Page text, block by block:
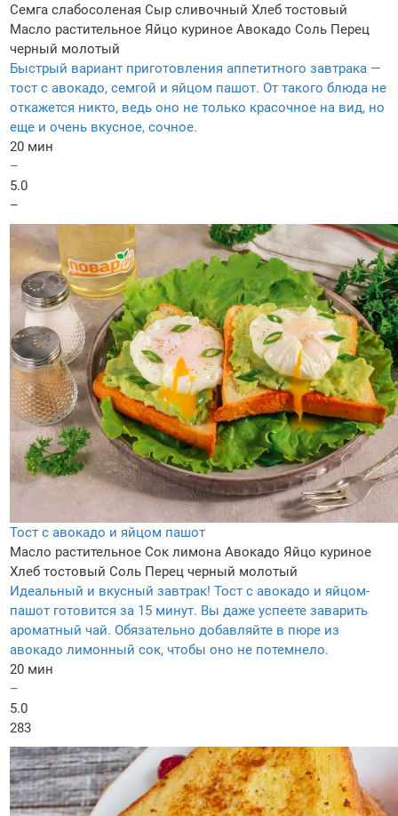
Семга слабосоленая Сыр сливочный Хлеб тостовый
Масло растительное Яйцо куриное Авокадо Соль Перец
черный молотый
Быстрый вариант приготовления аппетитного завтрака —
тост с авокадо, семгой и яйцом пашот. От такого блюда не
откажется никто, ведь оно не только красочное на вид, но
еще и очень вкусное, сочное.
20 мин
–
5.0
–
Тост с авокадо и яйцом пашот
Масло растительное Сок лимона Авокадо Яйцо куриное
Хлеб тостовый Соль Перец черный молотый
Идеальный и вкусный завтрак! Тост с авокадо и яйцом-
пашот готовится за 15 минут. Вы даже успеете заварить
ароматный чай. Обязательно добавляйте в пюре из
авокадо лимонный сок, чтобы оно не потемнело.
20 мин
–
5.0
283